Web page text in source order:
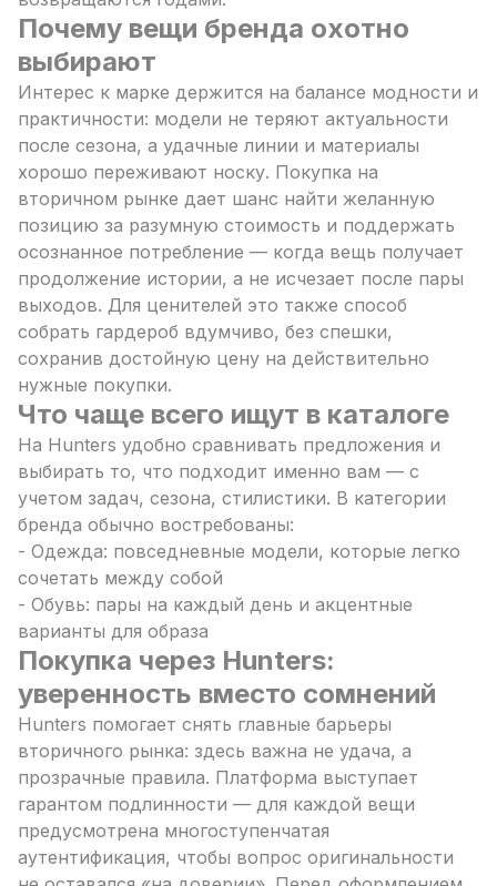
Почему вещи бренда охотно
выбирают
Интерес к марке держится на балансе модности и
практичности: модели не теряют актуальности
после сезона, а удачные линии и материалы
хорошо переживают носку. Покупка на
вторичном рынке дает шанс найти желанную
позицию за разумную стоимость и поддержать
осознанное потребление — когда вещь получает
продолжение истории, а не исчезает после пары
выходов. Для ценителей это также способ
собрать гардероб вдумчиво, без спешки,
сохранив достойную цену на действительно
нужные покупки.
Что чаще всего ищут в каталоге
На Hunters удобно сравнивать предложения и
выбирать то, что подходит именно вам — с
учетом задач, сезона, стилистики. В категории
бренда обычно востребованы:
- Одежда: повседневные модели, которые легко
сочетать между собой
- Обувь: пары на каждый день и акцентные
варианты для образа
Покупка через Hunters:
уверенность вместо сомнений
Hunters помогает снять главные барьеры
вторичного рынка: здесь важна не удача, а
прозрачные правила. Платформа выступает
гарантом подлинности — для каждой вещи
предусмотрена многоступенчатая
аутентификация, чтобы вопрос оригинальности